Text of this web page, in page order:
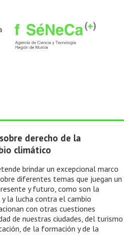
derecho de la
climático
brindar un excepcional marco
diferentes temas que juegan un
y futuro, como son la
la lucha contra el cambio
con otras cuestiones
de nuestras ciudades, del turismo
de la formación y de la